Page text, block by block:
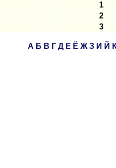
1
2
3
А Б В Г Д Е Ё Ж З И Й